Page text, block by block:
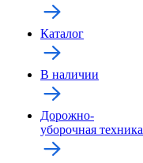
Каталог
В наличии
Дорожно-
уборочная техника